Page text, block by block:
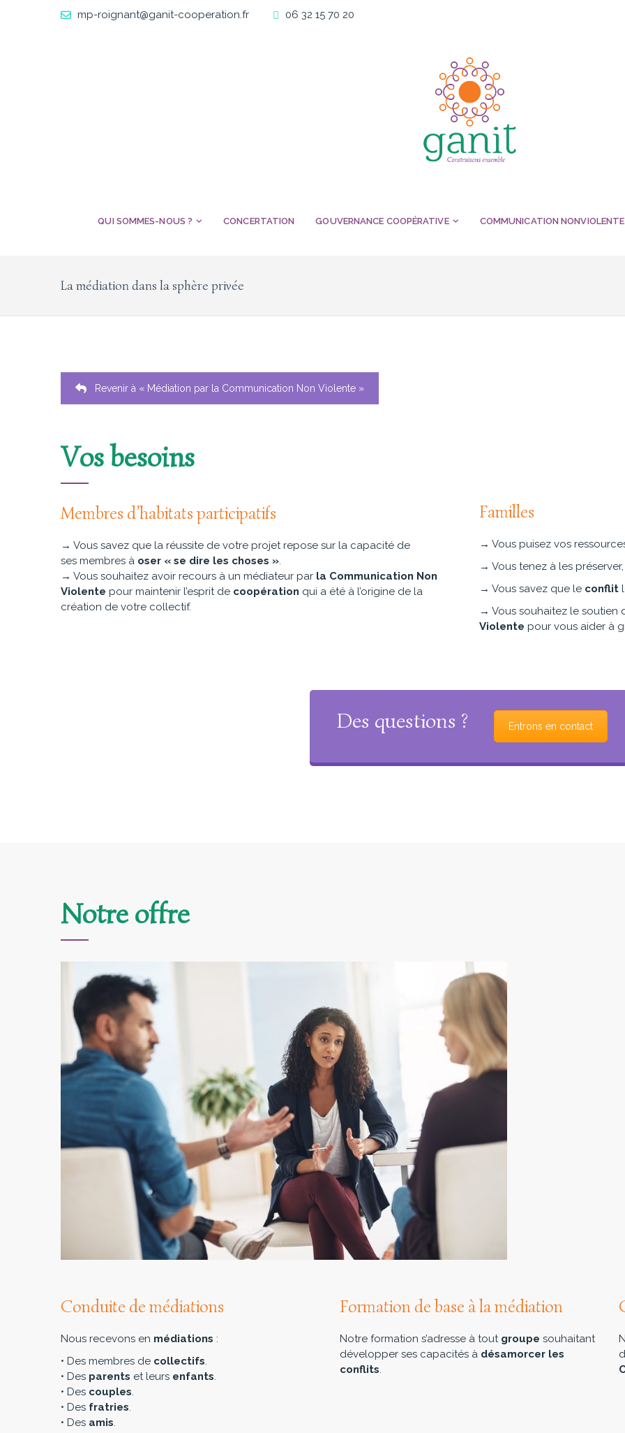
mp-roignant@ganit-cooperation.fr 06 32 15 70 20
QUI SOMMES-NOUS ? CONCERTATION GOUVERNANCE COOPÉRATIVE COMMUNICATION NONVIOLENTE
La médiation dans la sphère privée
Revenir à « Médiation par la Communication Non Violente »
Vos besoins
Membres d’habitats participatifs
→ Vous savez que la réussite de votre projet repose sur la capacité de
ses membres à oser « se dire les choses ».
→ Vous souhaitez avoir recours à un médiateur par la Communication Non
Violente pour maintenir l’esprit de coopération qui a été à l’origine de la
création de votre collectif.
Familles
→ Vous puisez vos
→ Vous tenez à les
→ Vous savez que le conflit
→ Vous souhaitez le soutien
Violente pour vous aider à
Des questions ? Entrons en contact
Notre offre
Conduite de médiations
Nous recevons en médiations :
• Des membres de collectifs.
• Des parents et leurs enfants.
• Des couples.
• Des fratries.
• Des amis.
Formation de base à la médiation
Notre formation s’adresse à tout groupe souhaitant
développer ses capacités à désamorcer les
conflits.